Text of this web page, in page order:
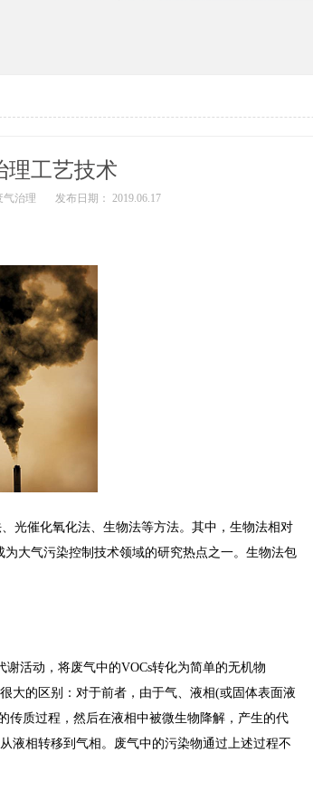
理工艺技术
气治理 发布日期： 2019.06.17
催化氧化法、生物法等方法。其中，生物法相对
大气污染控制技术领域的研究热点之一。生物法包
活动，将废气中的VOCs转化为简单的无机物
大的区别：对于前者，由于气、液相(或固体表面液
传质过程，然后在液相中被微生物降解，产生的代
液相转移到气相。废气中的污染物通过上述过程不